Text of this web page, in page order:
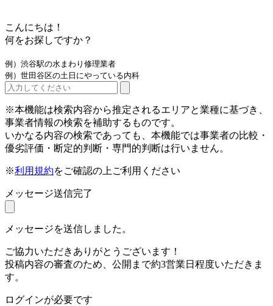
こんにちは！
何をお探しですか？
例）渋谷駅の水まわり修理業者
例）世田谷区の土日にやっている内科
※本機能は検索内容から推定されるエリアと業種に基づき、
事業者情報の検索を補助するものです。
いかなる内容の検索であっても、本機能では事業者の比較・
優劣評価・断定的判断・専門的判断は行いません。
※利用規約をご確認の上ご利用ください
メッセージ送信完了
メッセージを送信しました。
ご協力いただきありがとうございます！
投稿内容の審査のため、公開まで約3営業日程度いただきま
す。
ログインが必要です